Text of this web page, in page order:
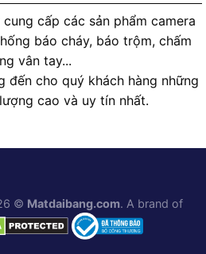
cấp các sản phẩm camera
báo cháy, báo trộm, chấm
vân tay...
đến cho quý khách hàng những
cao và uy tín nhất.
© Matdaibang.com. A brand of